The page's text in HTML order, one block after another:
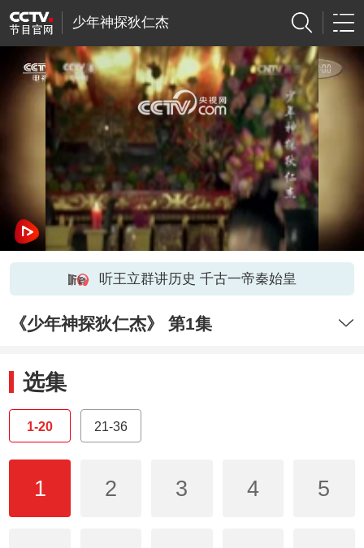
少年神探狄仁杰
网络开小差了，请稍后再试
听王立群讲历史 千古一帝秦始皇
《少年神探狄仁杰》 第1集
选集
1-20 21-36
1 2 3 4 5